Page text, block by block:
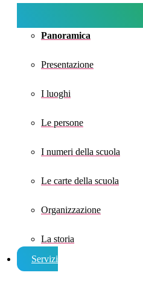
Panoramica
Presentazione
I luoghi
Le persone
I numeri della scuola
Le carte della scuola
Organizzazione
La storia
Servizi